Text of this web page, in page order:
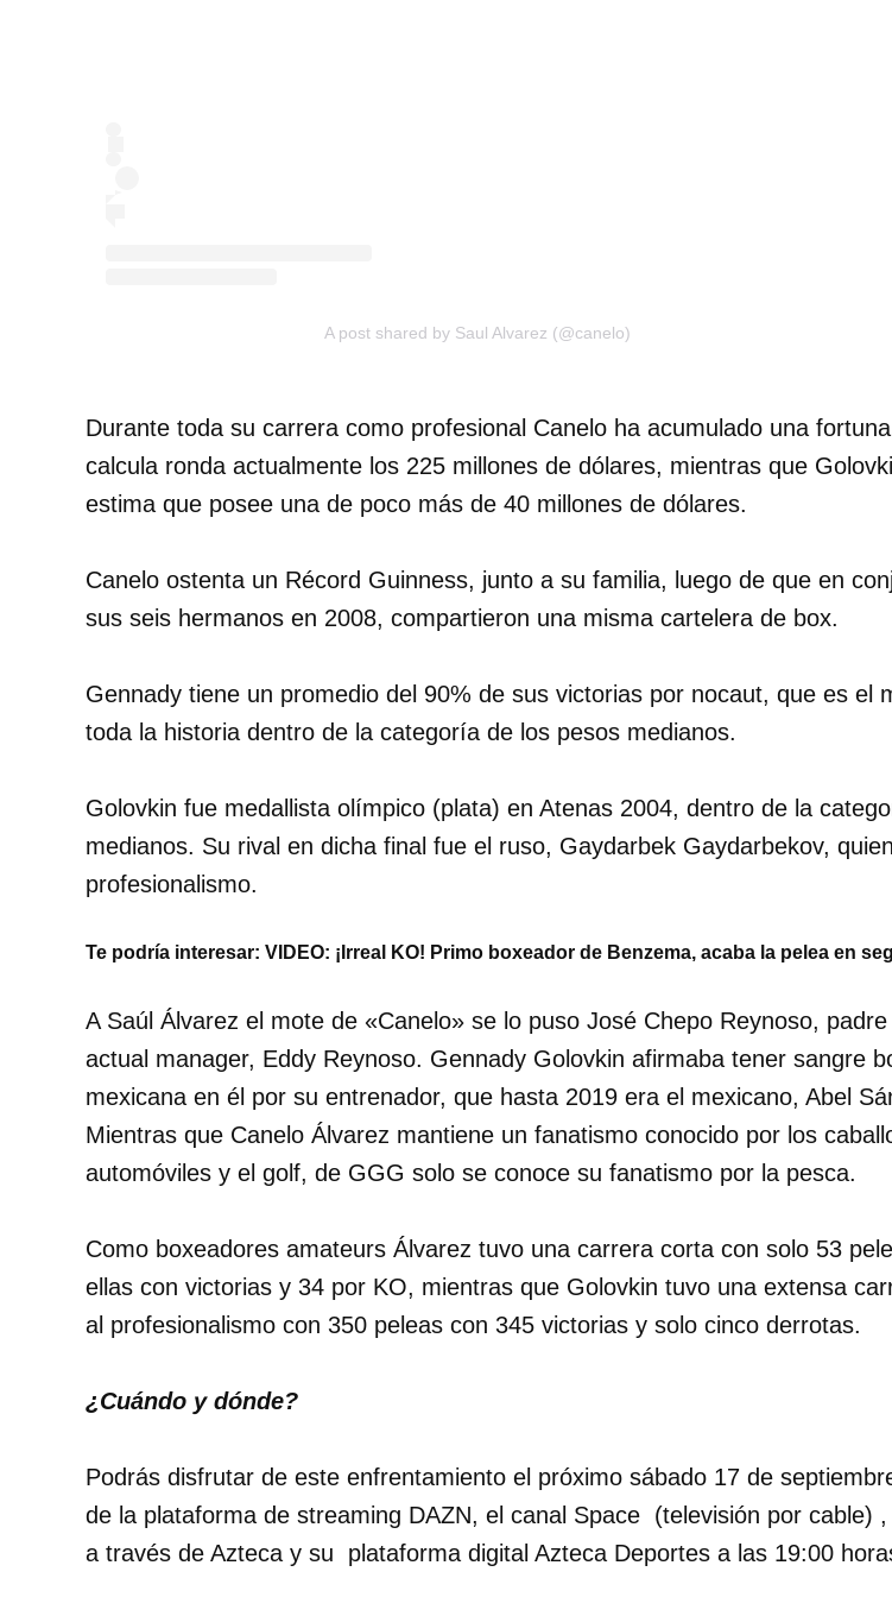
A post shared by Saul Alvarez (@canelo)
Durante toda su carrera como profesional Canelo ha acumulado una
calcula ronda actualmente los 225 millones de dólares, mientras que
estima que posee una de poco más de 40 millones de dólares.
Canelo ostenta un Récord Guinness, junto a su familia, luego de que en
sus seis hermanos en 2008, compartieron una misma cartelera de box.
Gennady tiene un promedio del 90% de sus victorias por nocaut, que es el
toda la historia dentro de la categoría de los pesos medianos.
Golovkin fue medallista olímpico (plata) en Atenas 2004, dentro de la
medianos. Su rival en dicha final fue el ruso, Gaydarbek Gaydarbekov,
profesionalismo.
Te podría interesar: VIDEO: ¡Irreal KO! Primo boxeador de Benzema, acaba la pelea en
A Saúl Álvarez el mote de «Canelo» se lo puso José Chepo Reynoso,
actual manager, Eddy Reynoso. Gennady Golovkin afirmaba tener sangre
mexicana en él por su entrenador, que hasta 2019 era el mexicano, Abel
Mientras que Canelo Álvarez mantiene un fanatismo conocido por los
automóviles y el golf, de GGG solo se conoce su fanatismo por la pesca.
Como boxeadores amateurs Álvarez tuvo una carrera corta con solo 53
ellas con victorias y 34 por KO, mientras que Golovkin tuvo una extensa
al profesionalismo con 350 peleas con 345 victorias y solo cinco derrotas.
¿Cuándo y dónde?
Podrás disfrutar de este enfrentamiento el próximo sábado 17 de
de la plataforma de streaming DAZN, el canal Space (televisión por cable)
a través de Azteca y su plataforma digital Azteca Deportes a las 19:00